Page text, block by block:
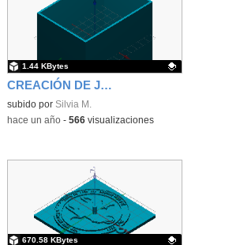
CREACIÓN DE JUEGOS EDUCATIVOS A TRAVÉS DEL DISEÑO E IMPRESIÓN 3D EN EL AULA DE RELIGIÓN
Contenido educativo.
subido por Silvia M.
1.44 KBytes
-hace un año- 566visualizaciones
670.58 KBytes